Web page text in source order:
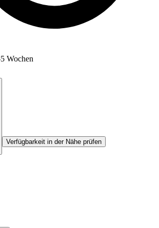
Wochen
Verfügbarkeit in der Nähe prüfen